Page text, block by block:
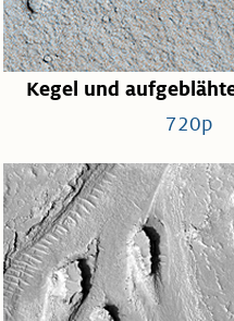
Kegel und
720p